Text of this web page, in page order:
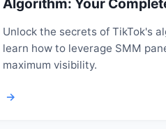
Algorithm: Your
Unlock the secrets of TikTok's
learn how to leverage SMM
maximum visibility.
→